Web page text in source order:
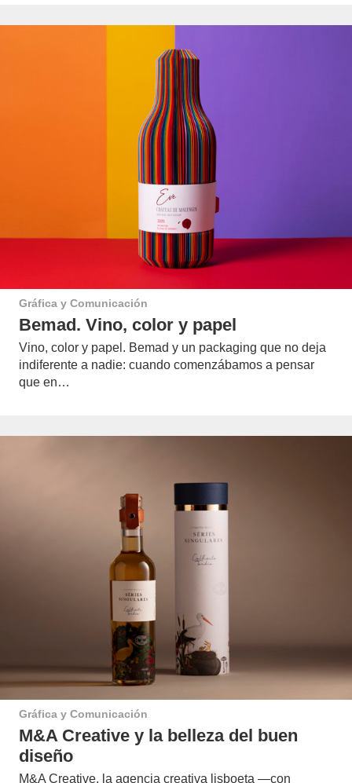
Gráfica y Comunicación
Bemad. Vino, color y papel
Vino, color y papel. Bemad y un packaging que no deja
indiferente a nadie: cuando comenzábamos a pensar
que en…
Gráfica y Comunicación
M&A Creative y la belleza del buen
diseño
M&A Creative, la agencia creativa lisboeta —con